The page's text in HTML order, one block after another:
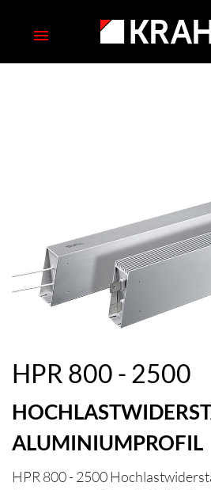
HPR 800 - 2500
ALUMINIUMPROFIL
HPR 800 - 2500